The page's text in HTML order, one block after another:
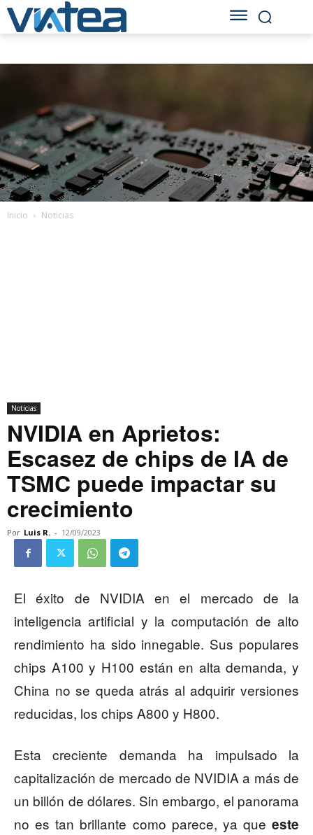
Inicio Noticias
Noticias
NVIDIA en Aprietos:
Escasez de chips de IA de
TSMC puede impactar su
crecimiento
Por Luis R. - 12/09/2023
El éxito de NVIDIA en el mercado de la
inteligencia artificial y la computación de alto
rendimiento ha sido innegable. Sus populares
chips A100 y H100 están en alta demanda, y
China no se queda atrás al adquirir versiones
reducidas, los chips A800 y H800.
Esta creciente demanda ha impulsado la
capitalización de mercado de NVIDIA a más de
un billón de dólares. Sin embargo, el panorama
no es tan brillante como parece, ya que este